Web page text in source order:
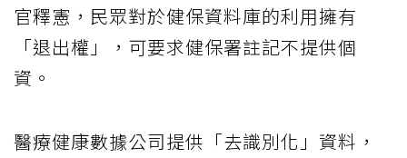
官釋憲，民眾對於健保資料庫的利用擁有
「退出權」，可要求健保署註記不提供個
資。
醫療健康數據公司提供「去識別化」資料，